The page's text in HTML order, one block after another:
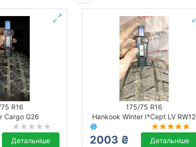
R16
Cargo G26
Детальніше
175/75 R16
Hankook Winter I*Cept LV RW12
2003 ₴ Детальніше